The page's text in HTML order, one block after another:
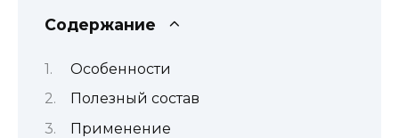
Содержание
Особенности
Полезный состав
Применение